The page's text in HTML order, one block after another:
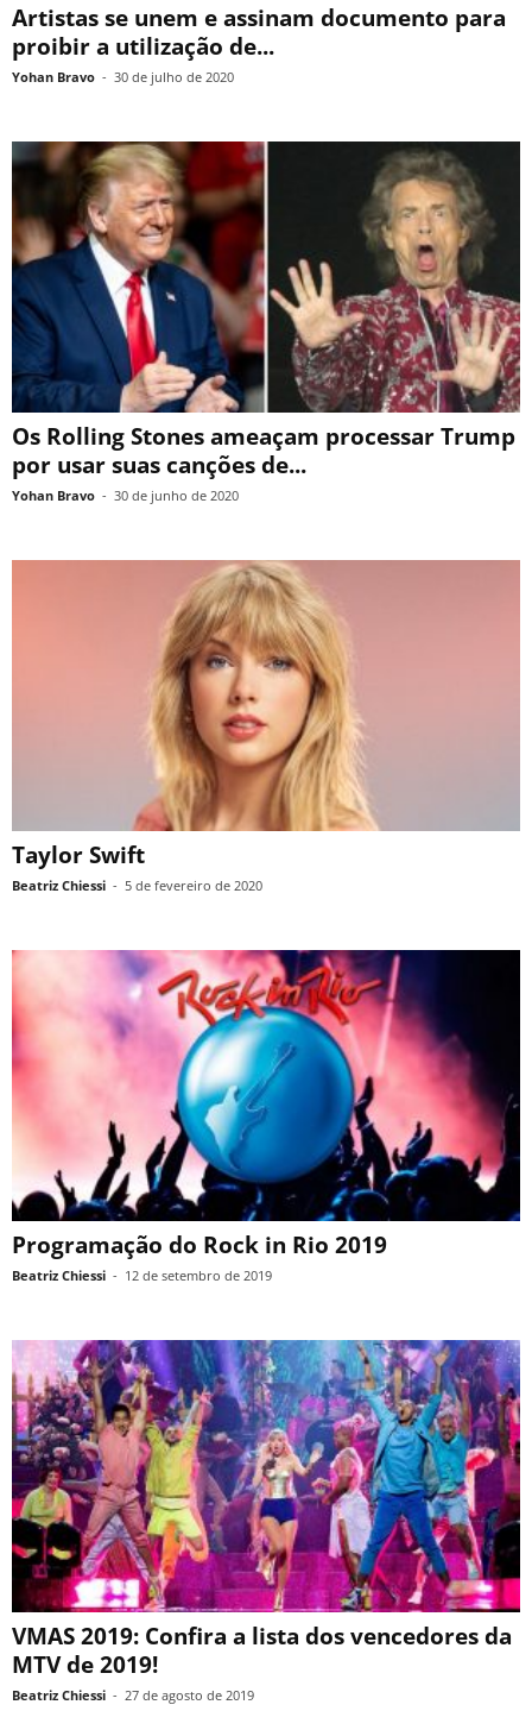
Artistas se unem e assinam documento para
proibir a utilização de...
Yohan Bravo - 30 de julho de 2020
Os Rolling Stones ameaçam processar Trump
por usar suas canções de...
Yohan Bravo - 30 de junho de 2020
Taylor Swift
Beatriz Chiessi - 5 de fevereiro de 2020
Programação do Rock in Rio 2019
Beatriz Chiessi - 12 de setembro de 2019
VMAS 2019: Confira a lista dos vencedores da
MTV de 2019!
Beatriz Chiessi - 27 de agosto de 2019